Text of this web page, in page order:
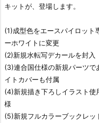
キットが、登場します。
(1)成型色をエースパイロット
ーホワイトに変更
(2)新規水転写デカールを封入
(3)連合国仕様の新規パーツで
イトカバーも付属
(4)新規描き下ろしイラスト
様
(5)新規フルカラーブックレ